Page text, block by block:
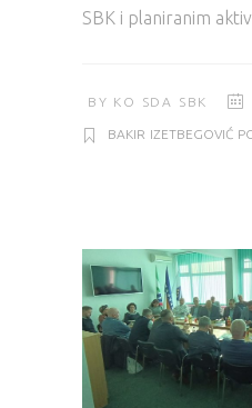
SBK i planiranim
BY KO SDA SBK
BAKIR IZETBEGOVIĆ